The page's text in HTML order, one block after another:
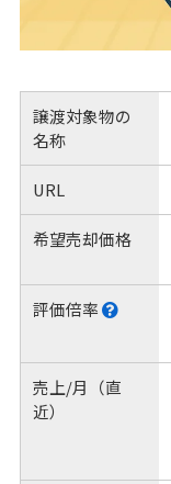
譲渡対象物の
名称
URL
希望売却価格
評価倍率
売上/月（直
近）